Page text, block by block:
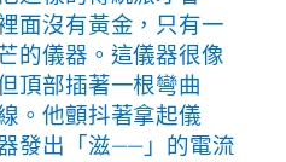
面沒有黃金，只有一
的儀器。這儀器很像
頂部插著一根彎曲
。他顫抖著拿起儀
發出「滋——」的電流